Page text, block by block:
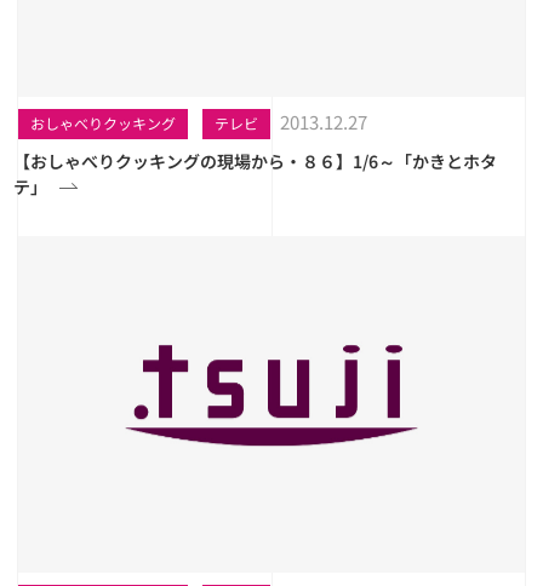
おしゃべりクッキング テレビ 2013.12.27
【おしゃべりクッキングの現場から・８６】1/6～「かきとホタ
テ」